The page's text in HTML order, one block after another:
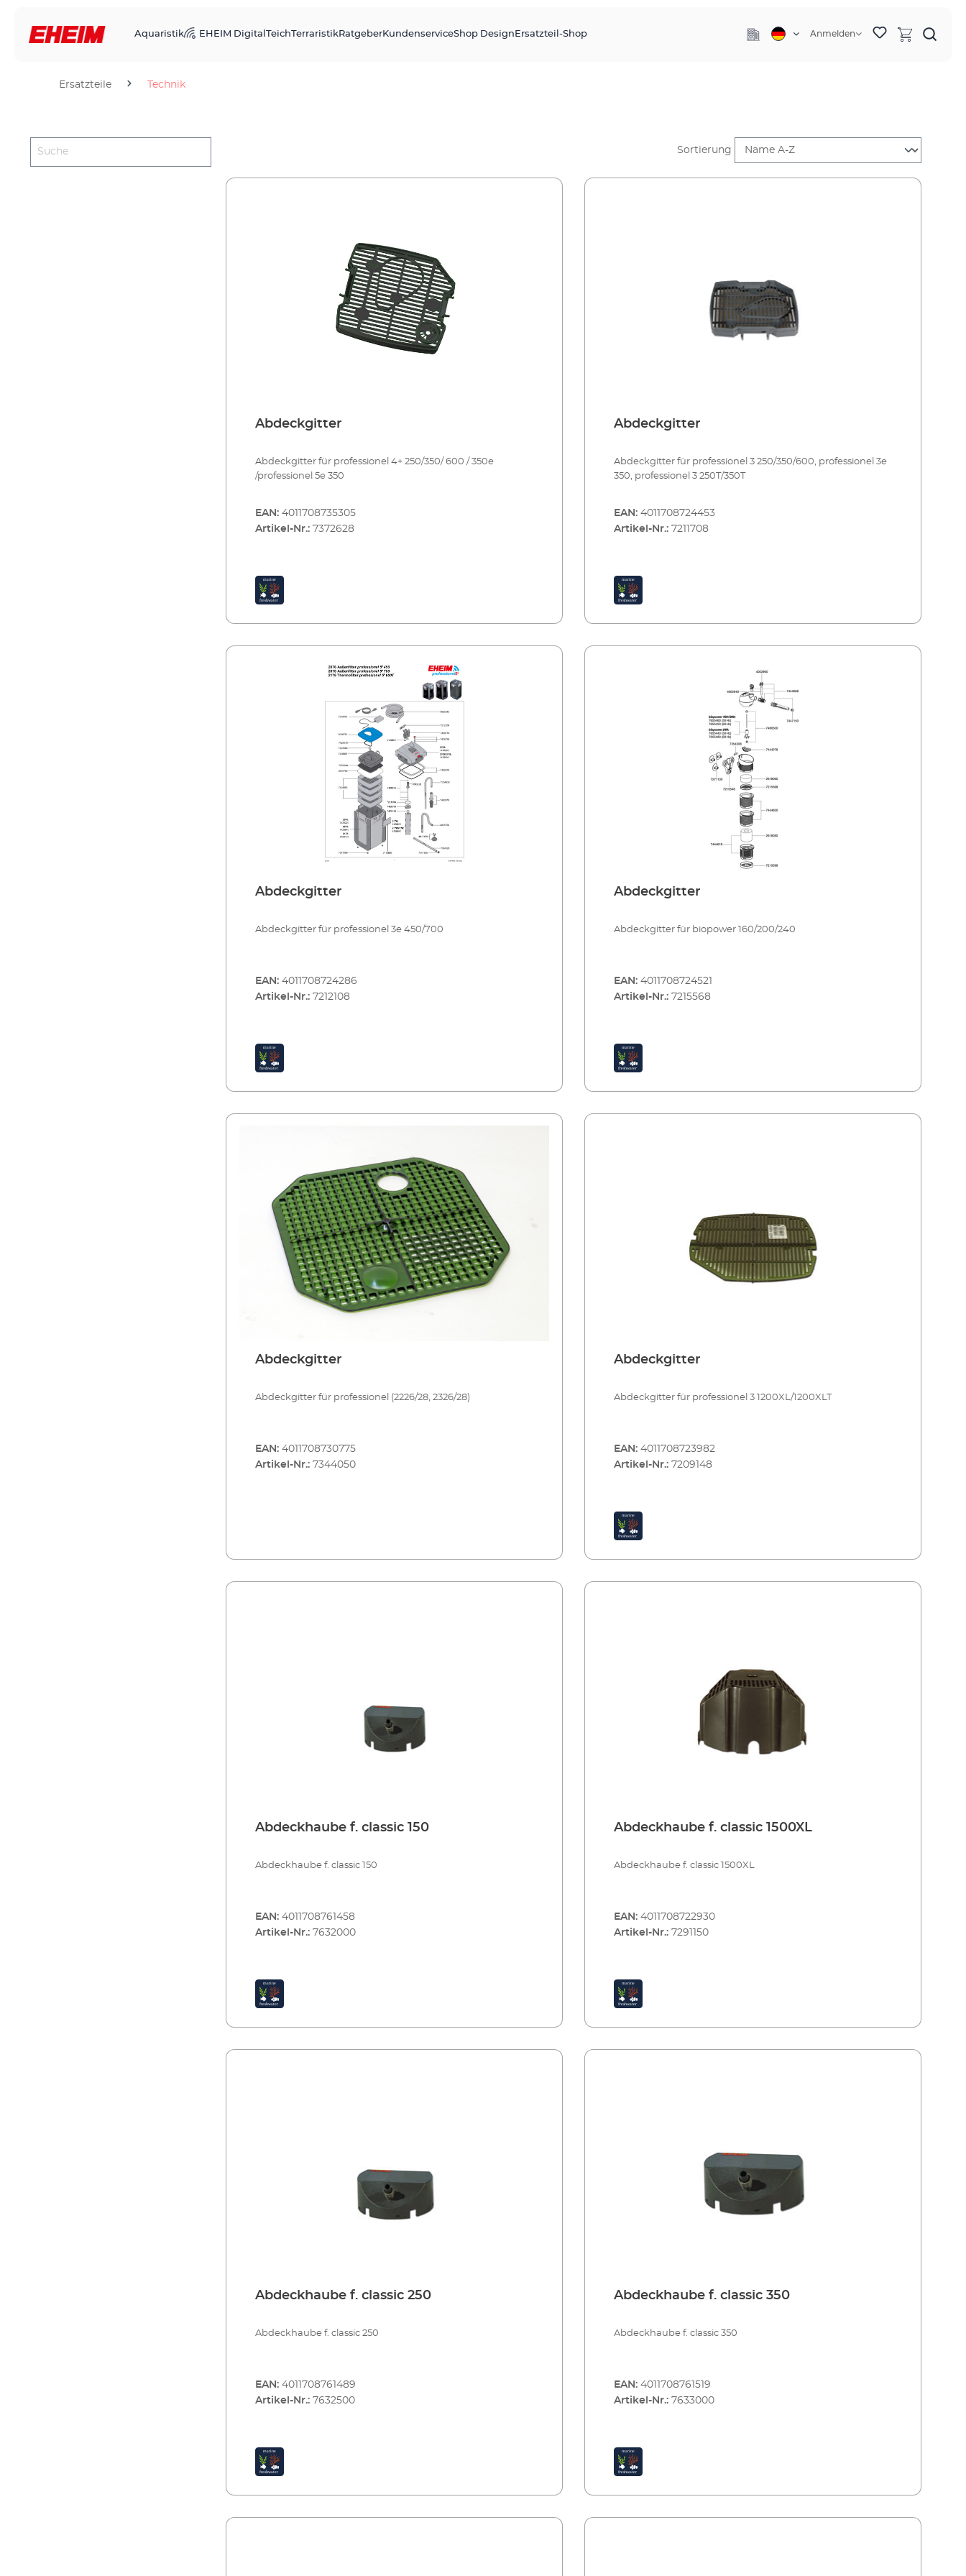
Aquaristik EHEIM Digital TeichTerraristikRatgeberKundenserviceShop Design Ersatzteil-Shop Anmelden
Ersatzteile Technik
Sortierung
Abdeckgitter
Abdeckgitter für professionel 4+ 250/350/ 600 / 350e
/professionel 5e 350
EAN: 4011708735305
Artikel-Nr.: 7372628
Abdeckgitter
Abdeckgitter für professionel 3 250/350/600, professionel 3e
350, professionel 3 250T/350T
EAN: 4011708724453
Artikel-Nr.: 7211708
Abdeckgitter
Abdeckgitter für professionel 3e 450/700
EAN: 4011708724286
Artikel-Nr.: 7212108
Abdeckgitter
Abdeckgitter für biopower 160/200/240
EAN: 4011708724521
Artikel-Nr.: 7215568
Abdeckgitter
Abdeckgitter für professionel (2226/28, 2326/28)
EAN: 4011708730775
Artikel-Nr.: 7344050
Abdeckgitter
Abdeckgitter für professionel 3 1200XL/1200XLT
EAN: 4011708723982
Artikel-Nr.: 7209148
Abdeckhaube f. classic 150
Abdeckhaube f. classic 150
EAN: 4011708761458
Artikel-Nr.: 7632000
Abdeckhaube f. classic 1500XL
Abdeckhaube f. classic 1500XL
EAN: 4011708722930
Artikel-Nr.: 7291150
Abdeckhaube f. classic 250
Abdeckhaube f. classic 250
EAN: 4011708761489
Artikel-Nr.: 7632500
Abdeckhaube f. classic 350
Abdeckhaube f. classic 350
EAN: 4011708761519
Artikel-Nr.: 7633000